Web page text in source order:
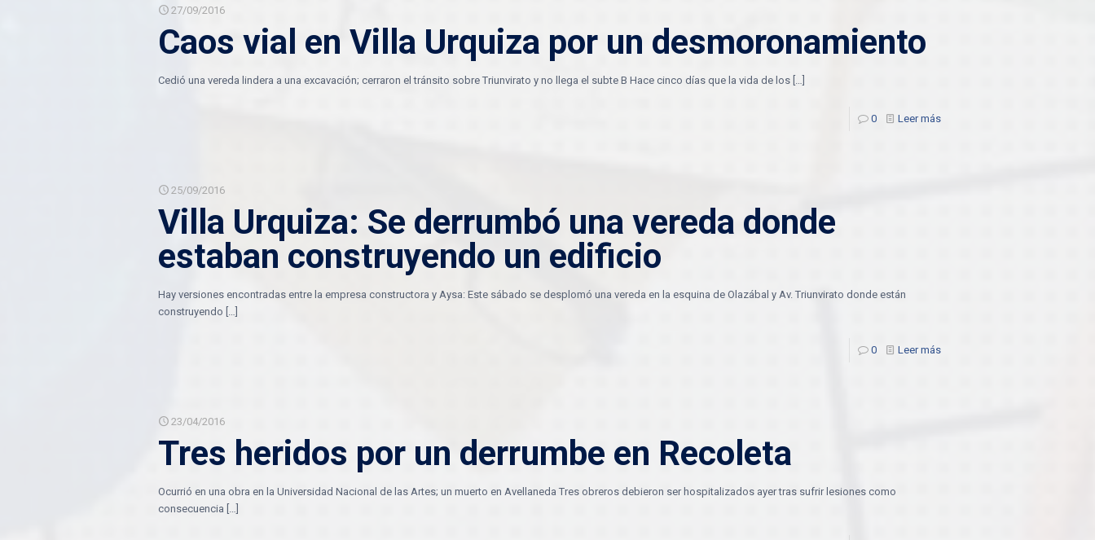
27/09/2016
Caos vial en Villa Urquiza por un desmoronamiento
Cedió una vereda lindera a una excavación; cerraron el tránsito sobre Triunvirato y no llega el subte B Hace cinco días que la vida de los […]
0 Leer más
25/09/2016
Villa Urquiza: Se derrumbó una vereda donde
estaban construyendo un edificio
Hay versiones encontradas entre la empresa constructora y Aysa: Este sábado se desplomó una vereda en la esquina de Olazábal y Av. Triunvirato donde están
construyendo […]
0 Leer más
23/04/2016
Tres heridos por un derrumbe en Recoleta
Ocurrió en una obra en la Universidad Nacional de las Artes; un muerto en Avellaneda Tres obreros debieron ser hospitalizados ayer tras sufrir lesiones como
consecuencia […]